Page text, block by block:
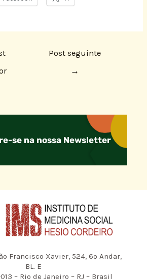
Post seguinte
→
se na nossa Newsletter
Francisco Xavier, 524, 6º Andar,
BL. E
– Rio de Janeiro – RJ – Brasil